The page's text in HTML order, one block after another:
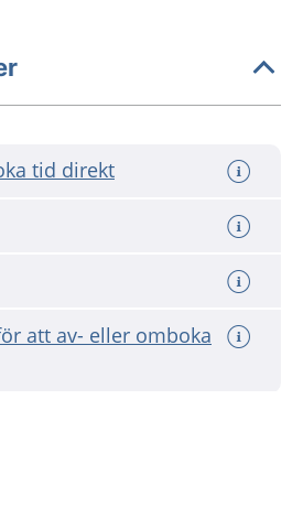
tid direkt
att av- eller omboka